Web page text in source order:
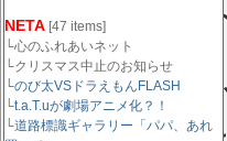
NETA [47 items]
└心のふれあいネット
└クリスマス中止のお知らせ
└のび太VSドラえもんFLASH
└t.a.T.uが劇場アニメ化？！
└道路標識ギャラリー「パパ、あれ
け、居残
き、なん